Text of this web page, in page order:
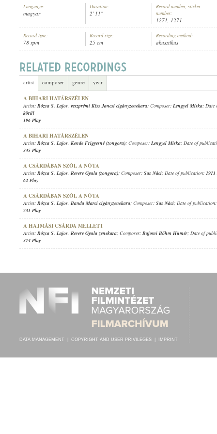
Language:
magyar
Duration:
2' 11"
Record number, sticker
number:
1271, 1271
Record type:
78 rpm
Record size:
25 cm
Recording method:
akusztikus
artist composer genre year
A BIHARI HATÁRSZÉLEN
Artist: Rózsa S. Lajos, veszprémi Kiss Jancsi cigányzenekara; Composer: Lengyel Miska; Date
körül
196 Play
A BIHARI HATÁRSZÉLEN
Artist: Rózsa S. Lajos, Kende Frigyesné (zongora); Composer: Lengyel Miska; Date of
345 Play
A CSÁRDÁBAN SZÓL A NÓTA
Artist: Rózsa S. Lajos, Revere Gyula (zongora); Composer: Sas Náci; Date of publication:
62 Play
A CSÁRDÁBAN SZÓL A NÓTA
Artist: Rózsa S. Lajos, Banda Marci cigányzenekara; Composer: Sas Náci; Date of
231 Play
A HAJMÁSI CSÁRDA MELLETT
Artist: Rózsa S. Lajos, Revere Gyula zenekara; Composer: Bajomi Böhm Hümér; Date of
374 Play
DATA MANAGEMENT COPYRIGHT AND USER PRIVILEGES IMPRINT